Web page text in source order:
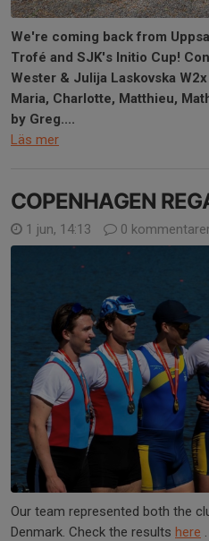
We're coming back from
Trofé and SJK's Initio Cup!
Wester & Julija Laskovska
Maria, Charlotte, Matthieu,
by Greg....
Läs mer
COPENHAGEN
1 jun, 14:13 0
Our team represented both the
Denmark. Check the results here .